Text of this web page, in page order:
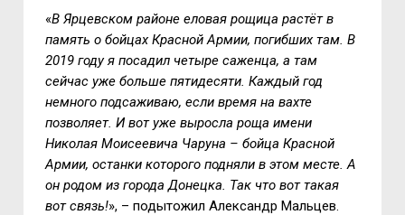
«В Ярцевском районе еловая рощица растёт в
память о бойцах Красной Армии, погибших там. В
2019 году я посадил четыре саженца, а там
сейчас уже больше пятидесяти. Каждый год
немного подсаживаю, если время на вахте
позволяет. И вот уже выросла роща имени
Николая Моисеевича Чаруна – бойца Красной
Армии, останки которого подняли в этом месте. А
он родом из города Донецка. Так что вот такая
вот связь!», – подытожил Александр Мальцев.